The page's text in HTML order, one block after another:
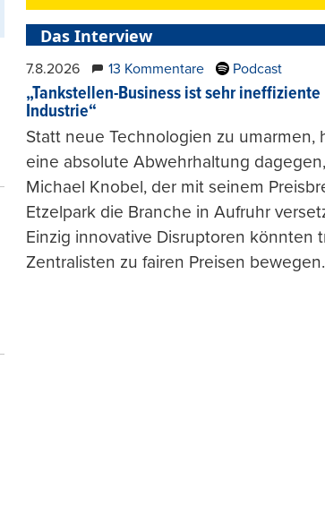
Das Interview
7.8.2026 13 Kommentare Podcast
„Tankstellen-Business ist sehr ineffiziente
Industrie“
Statt neue Technologien zu umarmen,
eine absolute Abwehrhaltung
Michael Knobel, der mit seinem
Etzelpark die Branche in Aufruhr
Einzig innovative Disruptoren könnten
Zentralisten zu fairen Preisen bewegen.